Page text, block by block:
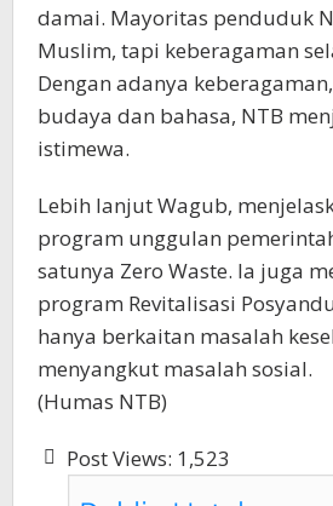
damai. Mayoritas penduduk
Muslim, tapi keberagaman
Dengan adanya
budaya dan bahasa, NTB
istimewa.
Lebih lanjut Wagub,
program unggulan
satunya Zero Waste. Ia juga
program Revitalisasi
hanya berkaitan masalah
menyangkut masalah sosial.
(Humas NTB)
Post Views: 1,523